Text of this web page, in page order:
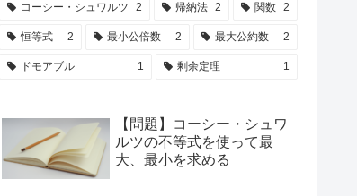
コーシー・シュワルツ 2 帰納法 2 関数 2
恒等式 2 最小公倍数 2 最大公約数 2
ドモアブル 1 剰余定理 1
【問題】コーシー・シュワ
ルツの不等式を使って最
大、最小を求める